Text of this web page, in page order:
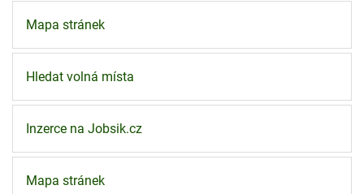
Mapa stránek
Hledat volná místa
Inzerce na Jobsik.cz
Mapa stránek